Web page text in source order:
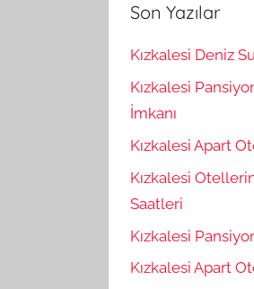
Son Yazılar
Kızkalesi Deniz
Kızkalesi
İmkanı
Kızkalesi Apart
Kızkalesi
Saatleri
Kızkalesi
Kızkalesi Apart